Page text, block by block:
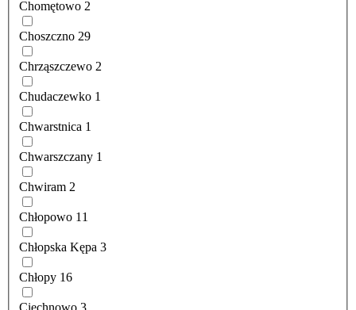
Chomętowo 2
Choszczno 29
Chrząszczewo 2
Chudaczewko 1
Chwarstnica 1
Chwarszczany 1
Chwiram 2
Chłopowo 11
Chłopska Kępa 3
Chłopy 16